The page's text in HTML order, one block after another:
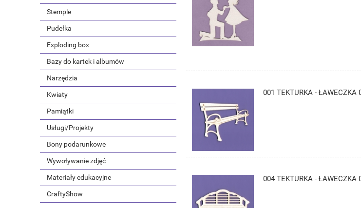
Stemple
Pudełka
Exploding box
Bazy do kartek i albumów
Narzędzia
Kwiaty
Pamiątki
Usługi/Projekty
Bony podarunkowe
Wywoływanie zdjęć
Materiały edukacyjne
CraftyShow
001 TEKTURKA - ŁAWECZKA
004 TEKTURKA - ŁAWECZKA